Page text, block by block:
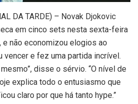
DA TARDE) – Novak Djokovic
em cinco sets nesta sexta-feira
e não economizou elogios ao
vencer e fez uma partida incrível.
disse o sérvio. “O nível de
explica todo o entusiasmo que
claro por que há tanto hype.”